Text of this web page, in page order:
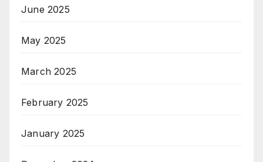
June 2025
May 2025
March 2025
February 2025
January 2025